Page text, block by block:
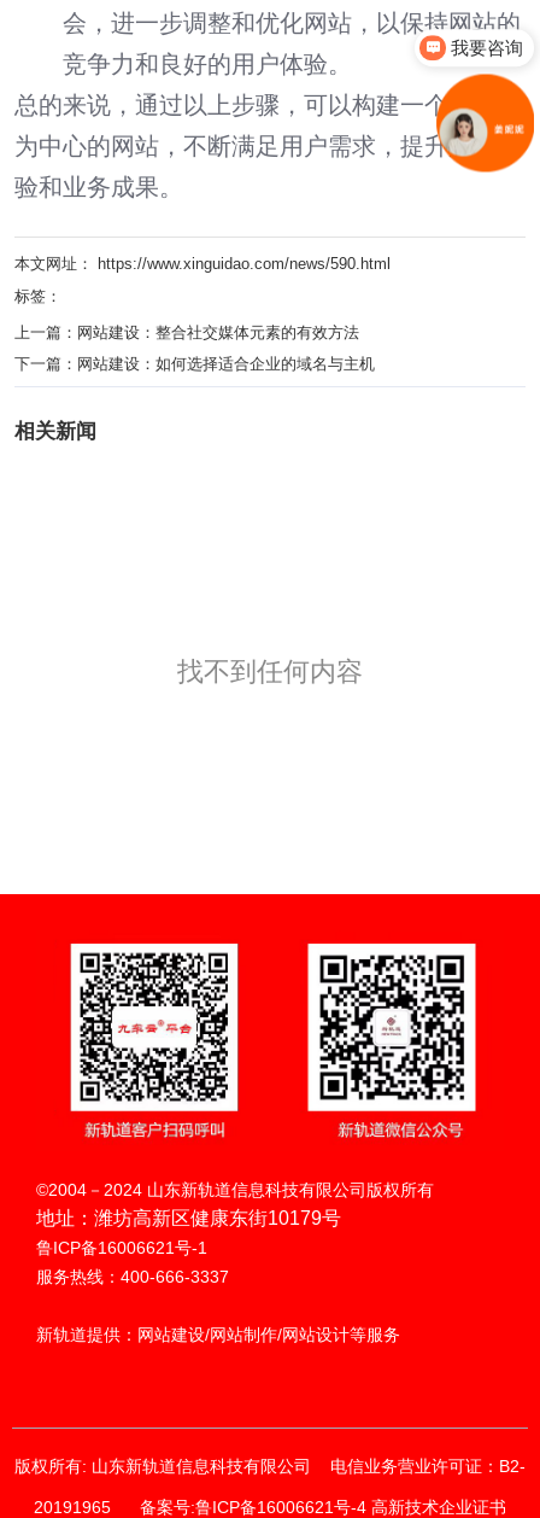
会，进一步调整和优化网站，以保持网站的
竞争力和良好的用户体验。
总的来说，通过以上步骤，可以构建一个以用户
为中心的网站，不断满足用户需求，提升用户体
验和业务成果。
本文网址： https://www.xinguidao.com/news/590.html
标签：
上一篇： 网站建设：整合社交媒体元素的有效方法
下一篇： 网站建设：如何选择适合企业的域名与主机
相关新闻
找不到任何内容
扫码呼叫
©2004－2024 山东新轨道信息科技有限公司版权所有
地址：潍坊高新区健康东街10179号
鲁ICP备16006621号-1
服务热线：400-666-3337
新轨道提供：网站建设/网站制作/网站设计等服务
版权所有: 山东新轨道信息科技有限公司 电信业务营业许可证：B2-
20191965 备案号:鲁ICP备16006621号-4 高新技术企业证书
我要咨询